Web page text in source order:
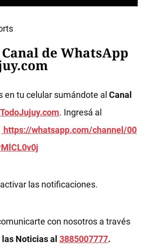
de WhatsApp
en tu celular sumándote al Canal
TodoJujuy.com. Ingresá al
https://whatsapp.com/channel/00
las notificaciones.
con nosotros a través
Noticias al 3885007777.